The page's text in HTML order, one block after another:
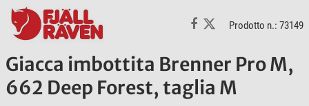
Prodotto n.: 73149
Giacca imbottita Brenner Pro M,
662 Deep Forest, taglia M